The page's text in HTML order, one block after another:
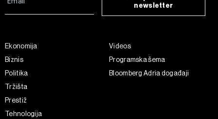
newsletter
Ekonomija
Biznis
Politika
Tržišta
Prestiž
Tehnologija
Videos
Programska šema
Bloomberg Adria događaji